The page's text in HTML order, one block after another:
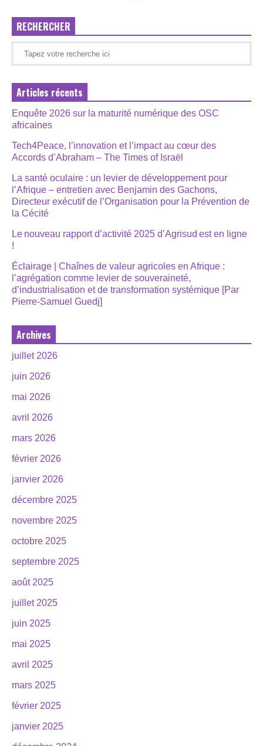
RECHERCHER
Articles récents
Enquête 2026 sur la maturité numérique des OSC
africaines
Tech4Peace, l’innovation et l’impact au cœur des
Accords d’Abraham – The Times of Israël
La santé oculaire : un levier de développement pour
l’Afrique – entretien avec Benjamin des Gachons,
Directeur exécutif de l’Organisation pour la Prévention de
la Cécité
Le nouveau rapport d’activité 2025 d’Agrisud est en ligne
!
Éclairage | Chaînes de valeur agricoles en Afrique :
l’agrégation comme levier de souveraineté,
d’industrialisation et de transformation systémique [Par
Pierre-Samuel Guedj]
Archives
juillet 2026
juin 2026
mai 2026
avril 2026
mars 2026
février 2026
janvier 2026
décembre 2025
novembre 2025
octobre 2025
septembre 2025
août 2025
juillet 2025
juin 2025
mai 2025
avril 2025
mars 2025
février 2025
janvier 2025